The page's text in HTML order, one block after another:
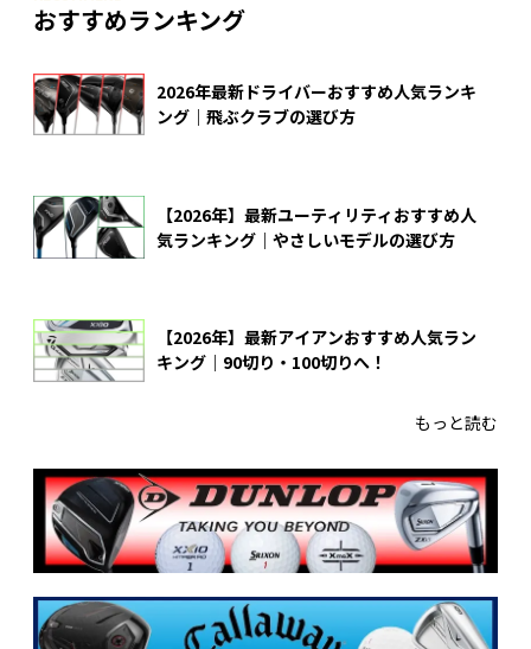
おすすめランキング
2026年最新ドライバーおすすめ人気ランキ
ング｜飛ぶクラブの選び方
【2026年】最新ユーティリティおすすめ人
気ランキング｜やさしいモデルの選び方
【2026年】最新アイアンおすすめ人気ラン
キング｜90切り・100切りへ！
もっと読む